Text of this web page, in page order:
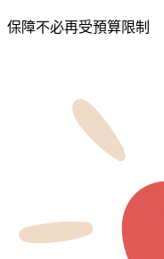
保障不必再受預算限制